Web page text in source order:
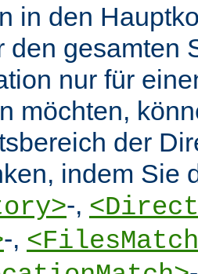
in den
den gesamten
nur für
möchten,
der
indem Sie
-,
-,